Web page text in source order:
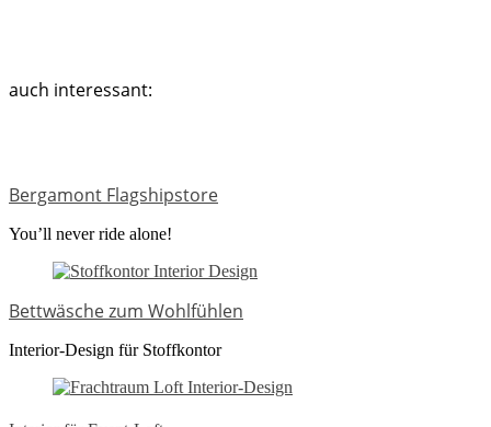
auch interessant:
Bergamont Flagshipstore
You’ll never ride alone!
Bettwäsche zum Wohlfühlen
Interior-Design für Stoffkontor